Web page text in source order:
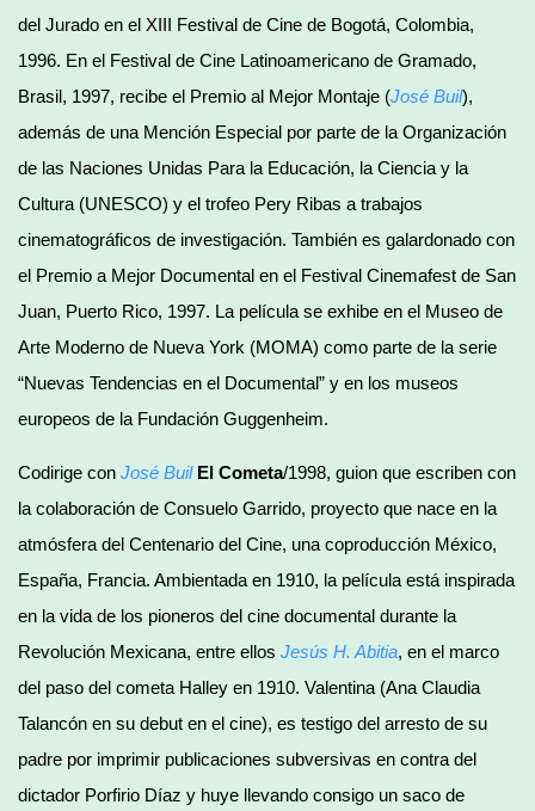
del Jurado en el XIII Festival de Cine de Bogotá, Colombia,
1996. En el Festival de Cine Latinoamericano de Gramado,
Brasil, 1997, recibe el Premio al Mejor Montaje (José Buil),
además de una Mención Especial por parte de la Organización
de las Naciones Unidas Para la Educación, la Ciencia y la
Cultura (UNESCO) y el trofeo Pery Ribas a trabajos
cinematográficos de investigación. También es galardonado con
el Premio a Mejor Documental en el Festival Cinemafest de San
Juan, Puerto Rico, 1997. La película se exhibe en el Museo de
Arte Moderno de Nueva York (MOMA) como parte de la serie
“Nuevas Tendencias en el Documental” y en los museos
europeos de la Fundación Guggenheim.
Codirige con José Buil El Cometa/1998, guion que escriben con
la colaboración de Consuelo Garrido, proyecto que nace en la
atmósfera del Centenario del Cine, una coproducción México,
España, Francia. Ambientada en 1910, la película está inspirada
en la vida de los pioneros del cine documental durante la
Revolución Mexicana, entre ellos Jesús H. Abitia, en el marco
del paso del cometa Halley en 1910. Valentina (Ana Claudia
Talancón en su debut en el cine), es testigo del arresto de su
padre por imprimir publicaciones subversivas en contra del
dictador Porfirio Díaz y huye llevando consigo un saco de